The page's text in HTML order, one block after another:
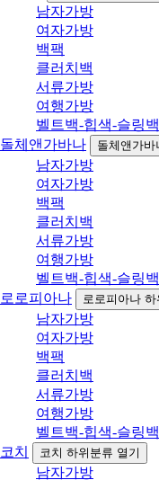
남자가방
여자가방
백팩
클러치백
서류가방
여행가방
벨트백-힙색-슬링
돌체앤가바나
돌체앤가바
남자가방
여자가방
백팩
클러치백
서류가방
여행가방
벨트백-힙색-슬링
로로피아나
로로피아나
남자가방
여자가방
백팩
클러치백
서류가방
여행가방
벨트백-힙색-슬링
코치
코치 하위분류 열기
남자가방